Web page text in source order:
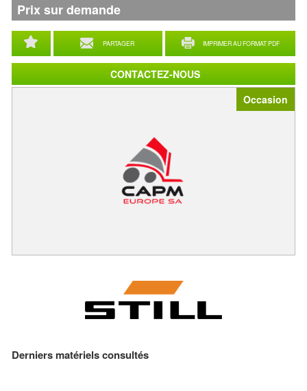
Occasion
PARTAGER IMPRIMER AU FORMAT PDF
Prix sur demande
CONTACTEZ-NOUS
Derniers matériels consultés